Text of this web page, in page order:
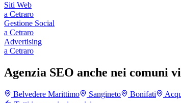
Siti Web
a Cetraro
Gestione Social
a Cetraro
Advertising
a Cetraro
Agenzia SEO anche nei comuni
Belvedere Marittimo Sangineto Bonifati